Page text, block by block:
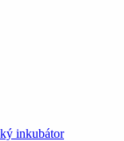
inkubátor